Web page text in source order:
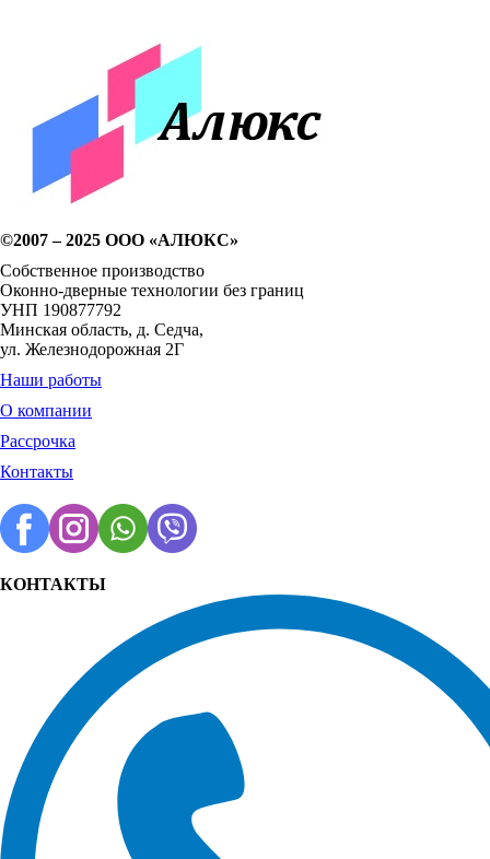
©2007 – 2025 ООО «АЛЮКС»
Собственное производство
Оконно-дверные технологии без границ
УНП 190877792
Минская область, д. Седча,
ул. Железнодорожная 2Г
Наши работы
О компании
Рассрочка
Контакты
КОНТАКТЫ